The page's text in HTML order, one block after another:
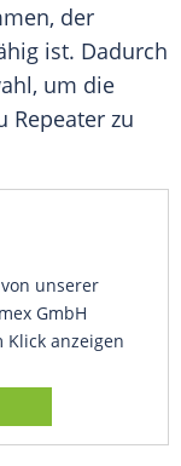
der
ist. Dadurch
um die
Repeater zu
unserer
GmbH
anzeigen